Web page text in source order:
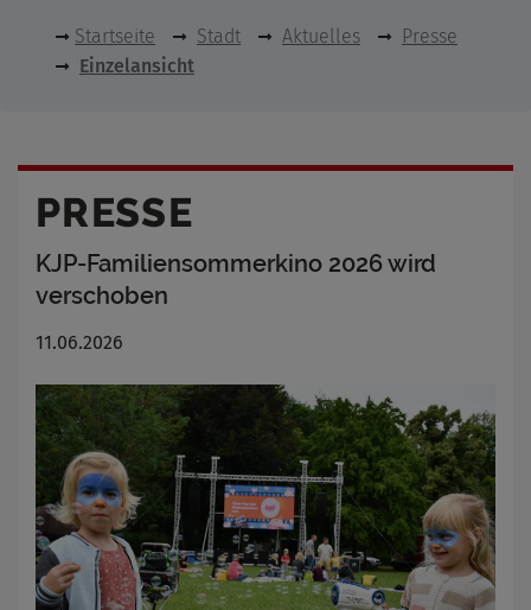
Startseite Stadt Aktuelles
Presse
Einzelansicht
PRESSE
KJP-Familiensommerkino 2026 wird
verschoben
11.06.2026